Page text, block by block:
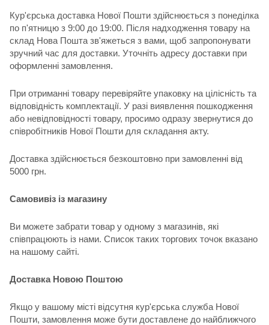
Кур'єрська доставка Нової Пошти здійснюється з понеділка
по п'ятницю з 9:00 до 19:00. Після надходження товару на
склад Нова Пошта зв'яжеться з вами, щоб запропонувати
зручний час для доставки. Уточніть адресу доставки при
оформленні замовлення.
При отриманні товару перевіряйте упаковку на цілісність та
відповідність комплектації. У разі виявлення пошкодження
або невідповідності товару, просимо одразу звернутися до
співробітників Нової Пошти для складання акту.
Доставка здійснюється безкоштовно при замовленні від
5000 грн.
Самовивіз із магазину
Ви можете забрати товар у одному з магазинів, які
співпрацюють із нами. Список таких торгових точок вказано
на нашому сайті.
Доставка Новою Поштою
Якщо у вашому місті відсутня кур'єрська служба Нової
Пошти, замовлення може бути доставлене до найближчого